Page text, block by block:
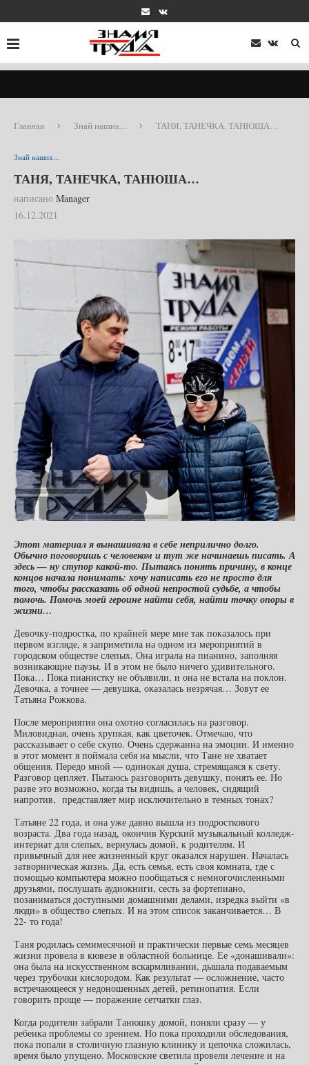
Главная Знай наших... ТАНЯ, ТАНЕЧКА, ТАНЮША…
Знай наших...
ТАНЯ, ТАНЕЧКА, ТАНЮША…
написано Manager
16.12.2021
Этот материал я вынашивала в себе неприлично долго.
Обычно поговоришь с человеком и тут же начинаешь писать. А
здесь — ну ступор какой-то. Пытаясь понять причину, в конце
концов начала понимать: хочу написать его не просто для
того, чтобы рассказать об одной непростой судьбе, а чтобы
помочь. Помочь моей героине найти себя, найти точку опоры в
жизни…
Девочку-подростка, по крайней мере мне так показалось при
первом взгляде, я заприметила на одном из мероприятий в
городском обществе слепых. Она играла на пианино, заполняя
возникающие паузы. И в этом не было ничего удивительного.
Пока… Пока пианистку не объявили, и она не встала на поклон.
Девочка, а точнее — девушка, оказалась незрячая… Зовут ее
Татьяна Рожкова.
После мероприятия она охотно согласилась на разговор.
Миловидная, очень хрупкая, как цветочек. Отмечаю, что
рассказывает о себе скупо. Очень сдержанна на эмоции. И именно
в этот момент я поймала себя на мысли, что Тане не хватает
общения. Передо мной — одинокая душа, стремящаяся к свету.
Разговор цепляет. Пытаюсь разговорить девушку, понять ее. Но
разве это возможно, когда ты видишь, а человек, сидящий
напротив, представляет мир исключительно в темных тонах?
Татьяне 22 года, и она уже давно вышла из подросткового
возраста. Два года назад, окончив Курский музыкальный колледж-
интернат для слепых, вернулась домой, к родителям. И
привычный для нее жизненный круг оказался нарушен. Началась
затворническая жизнь. Да, есть семья, есть своя комната, где с
помощью компьютера можно пообщаться с немногочисленными
друзьями, послушать аудиокниги, сесть за фортепиано,
позаниматься доступными домашними делами, изредка выйти «в
люди» в общество слепых. И на этом список заканчивается… В
22- то года!
Таня родилась семимесячной и практически первые семь месяцев
жизни провела в кювезе в областной больнице. Ее «донашивали»:
она была на искусственном вскармливании, дышала подаваемым
через трубочки кислородом. Как результат — осложнение, часто
встречающееся у недоношенных детей, ретинопатия. Если
говорить проще — поражение сетчатки глаз.
Когда родители забрали Танюшку домой, поняли сразу — у
ребенка проблемы со зрением. Но пока проходили обследования,
пока попали в столичную глазную клинику и цепочка сложилась,
время было упущено. Московские светила провели лечение и на